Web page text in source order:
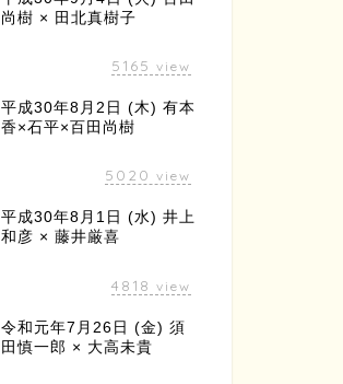
尚樹 × 田北真樹子
5165 view
平成30年8月2日 (木) 有本
香×石平×百田尚樹
5020 view
平成30年8月1日 (水) 井上
和彦 × 藤井厳喜
4818 view
令和元年7月26日 (金) 須
田慎一郎 × 大高未貴